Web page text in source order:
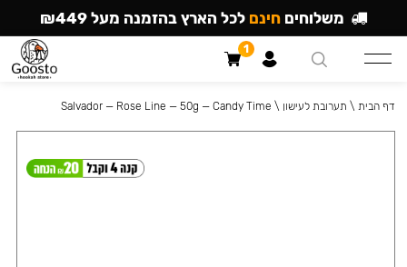
דף הבית \ תערובת לעישון \
Salvador — Rose Line — 50g — Candy Time
משלוחים חינם לכל הארץ בהזמנה מעל ₪449
1